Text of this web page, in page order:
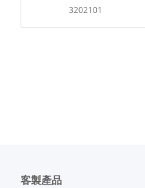
3202101
客製產品